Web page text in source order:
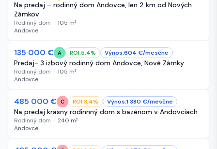
Na predaj – rodinný dom Andovce, len 2 km od Nových
Zámkov
Rodinný dom · 105 m²
Andovce
45 dní
135 000 € A ROI:5,4% Výnos:604 €/mesčne
Predaj- 3 izbový rodinný dom Andovce, Nové Zámky
Rodinný dom · 105 m²
Andovce
50 dní
485 000 € C ROI:3,4% Výnos:1 380 €/mesčne
Na predaj krásny rodinnný dom s bazénom v Andovciach
Rodinný dom · 240 m²
Andovce